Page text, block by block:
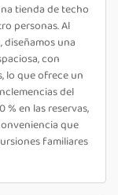
tienda de techo
personas. Al
diseñamos una
con
lo que ofrece un
del
en las reservas,
que
familiares